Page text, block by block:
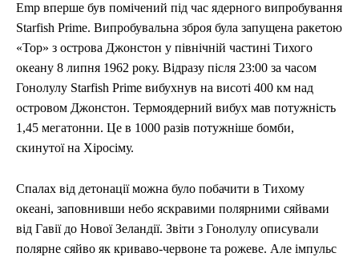
Emp вперше був помічений під час ядерного випробування
Starfish Prime. Випробувальна зброя була запущена ракетою
«Тор» з острова Джонстон у північній частині Тихого
океану 8 липня 1962 року. Відразу після 23:00 за часом
Гонолулу Starfish Prime вибухнув на висоті 400 км над
островом Джонстон. Термоядерний вибух мав потужність
1,45 мегатонни. Це в 1000 разів потужніше бомби,
скинутої на Хіросіму.
Спалах від детонації можна було побачити в Тихому
океані, заповнивши небо яскравими полярними сяйвами
від Гавії до Нової Зеландії. Звіти з Гонолулу описували
полярне сяйво як криваво-червоне та рожеве. Але імпульс